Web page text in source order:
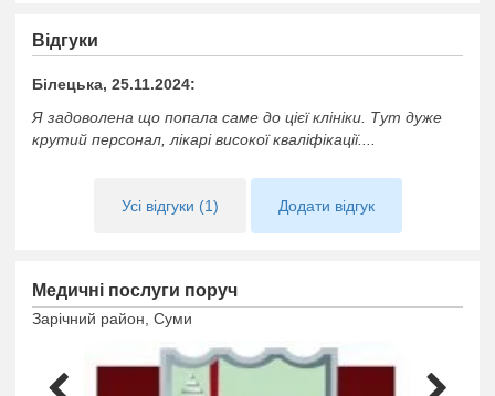
Відгуки
Білецька, 25.11.2024:
Я задоволена що попала саме до цієї клініки. Тут дуже
крутий персонал, лікарі високої кваліфікації....
Усі відгуки (1) Додати відгук
Медичні послуги поруч
Зарічний район, Суми